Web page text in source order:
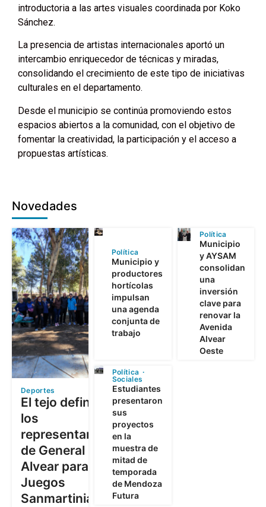
introductoria a las artes visuales coordinada por Koko
Sánchez.
La presencia de artistas internacionales aportó un
intercambio enriquecedor de técnicas y miradas,
consolidando el crecimiento de este tipo de iniciativas
culturales en el departamento.
Desde el municipio se continúa promoviendo estos
espacios abiertos a la comunidad, con el objetivo de
fomentar la creatividad, la participación y el acceso a
propuestas artísticas.
Novedades
Deportes
El tejo definió a
los
representantes
de General
Alvear para los
Juegos
Sanmartinianos
Política
Municipio y
productores
hortícolas
impulsan
una agenda
conjunta de
trabajo
Política
Municipio
y AYSAM
consolidan
una
inversión
clave para
renovar la
Avenida
Alvear
Oeste
Política
Sociales
Estudiantes
presentaron
sus
proyectos
en la
muestra de
mitad de
temporada
de Mendoza
Futura